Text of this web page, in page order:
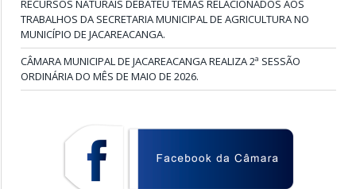
RECURSOS NATURAIS DEBATEU TEMAS RELACIONADOS AOS
TRABALHOS DA SECRETARIA MUNICIPAL DE AGRICULTURA NO
MUNICÍPIO DE JACAREACANGA.
CÂMARA MUNICIPAL DE JACAREACANGA REALIZA 2ª SESSÃO
ORDINÁRIA DO MÊS DE MAIO DE 2026.